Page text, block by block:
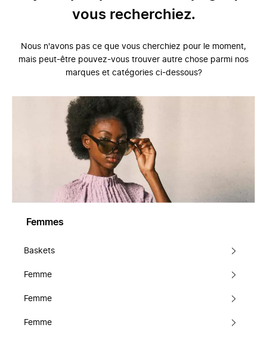
vous recherchiez.
Nous n'avons pas ce que vous cherchiez pour le moment,
mais peut-être pouvez-vous trouver autre chose parmi nos
marques et catégories ci-dessous?
Femmes
Baskets
Femme
Femme
Femme